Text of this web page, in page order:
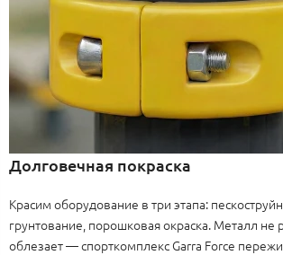
Долговечная покраска
Красим оборудование в три этапа:
грунтование, порошковая окраска. Металл не
облезает — спорткомплекс Garra Force